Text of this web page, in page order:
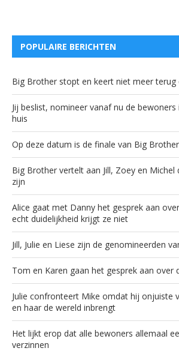
POPULAIRE BERICHTEN
Big Brother stopt en keert niet meer terug
Jij beslist, nomineer vanaf nu de
huis
Op deze datum is de finale van Big
Big Brother vertelt aan Jill, Zoey en Michel
zijn
Alice gaat met Danny het gesprek aan
echt duidelijkheid krijgt ze niet
Jill, Julie en Liese zijn de genomineerden
Tom en Karen gaan het gesprek aan over
Julie confronteert Mike omdat hij onjuiste
en haar de wereld inbrengt
Het lijkt erop dat alle bewoners allemaal
verzinnen